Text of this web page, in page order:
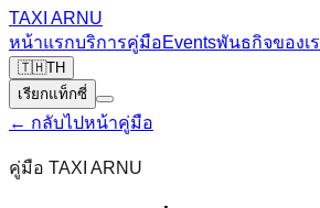
TAXI ARNU
หน้าแรกบริการคู่มือEventsพันธกิจของเ
🇹🇭TH
เรียกแท็กซี่
← กลับไปหน้าคู่มือ
คู่มือ TAXI ARNU